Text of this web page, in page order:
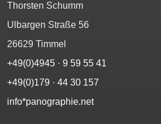
Thorsten Schumm
Ulbargen Straße 56
26629 Timmel
+49(0)4945 · 9 59 55 41
+49(0)179 · 44 30 157‬
info*panographie.net